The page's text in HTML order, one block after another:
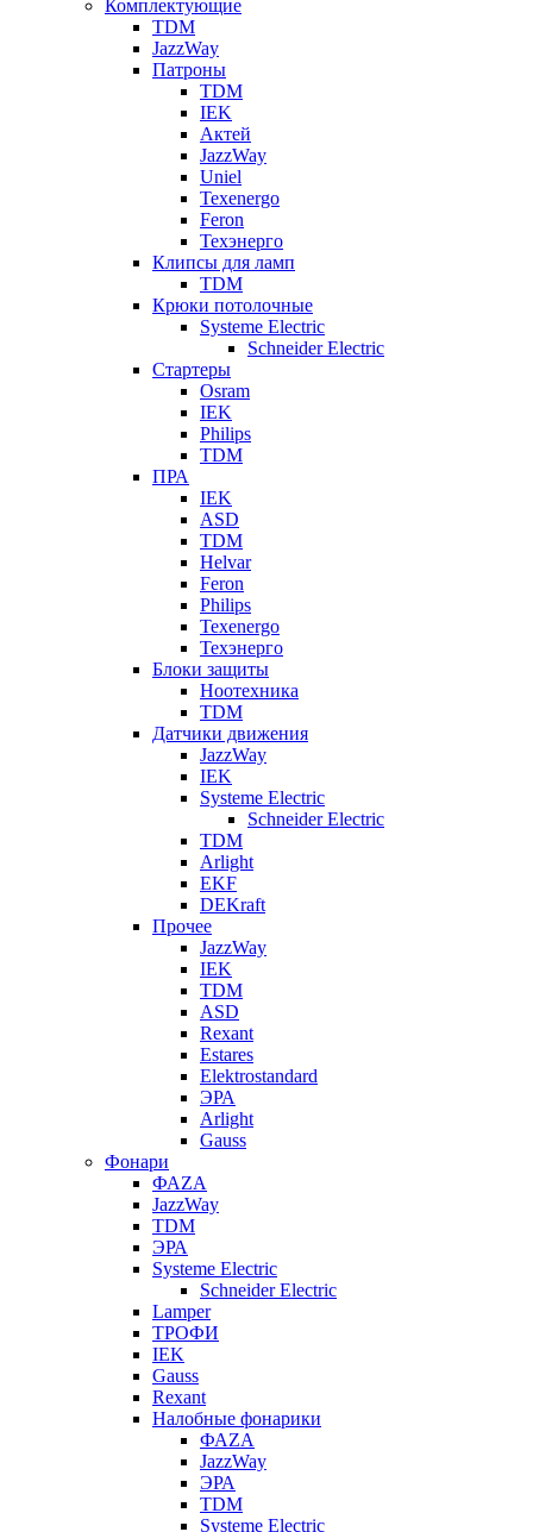
Комплектующие
TDM
JazzWay
Патроны
TDM
IEK
Актей
JazzWay
Uniel
Texenergo
Feron
Техэнерго
Клипсы для ламп
TDM
Крюки потолочные
Systeme Electric
Schneider Electric
Стартеры
Osram
IEK
Philips
TDM
ПРА
IEK
ASD
TDM
Helvar
Feron
Philips
Texenergo
Техэнерго
Блоки защиты
Ноотехника
TDM
Датчики движения
JazzWay
IEK
Systeme Electric
Schneider Electric
TDM
Arlight
EKF
DEKraft
Прочее
JazzWay
IEK
TDM
ASD
Rexant
Estares
Elektrostandard
ЭРА
Arlight
Gauss
Фонари
ФАZА
JazzWay
TDM
ЭРА
Systeme Electric
Schneider Electric
Lamper
ТРОФИ
IEK
Gauss
Rexant
Налобные фонарики
ФАZА
JazzWay
ЭРА
TDM
Systeme Electric